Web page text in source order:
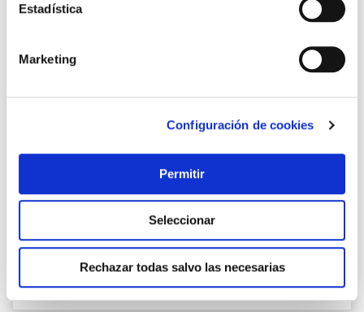
Estadística
Marketing
Configuración de cookies
Permitir
Seleccionar
Rechazar todas salvo las necesarias
Natuur
399,00 €